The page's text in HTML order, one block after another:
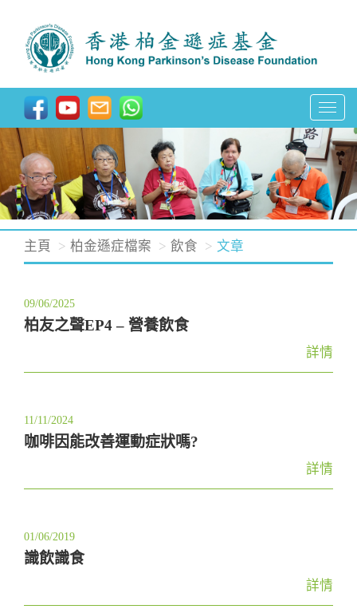
T
o
g
g
l
e
a
a
t
主頁 柏金遜症檔案 飲食 文章
09/06/2025
柏友之聲EP4 – 營養飲食
詳情
11/11/2024
咖啡因能改善運動症狀嗎?
詳情
01/06/2019
識飲識食
詳情